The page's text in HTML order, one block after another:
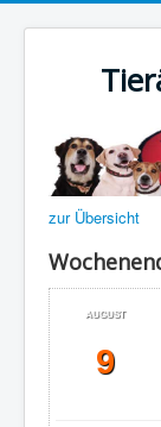
zur Übersicht
AUGUST
9